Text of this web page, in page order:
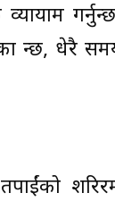
हुन्छ, धेरै